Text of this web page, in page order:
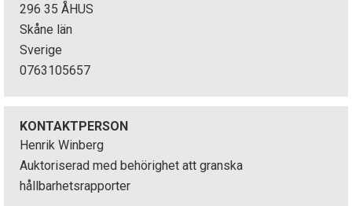
o
e
n
296 35 ÅHUS
Skåne län
Sverige
0763105657
KONTAKTPERSON
Henrik Winberg
Auktoriserad med behörighet att granska
hållbarhetsrapporter